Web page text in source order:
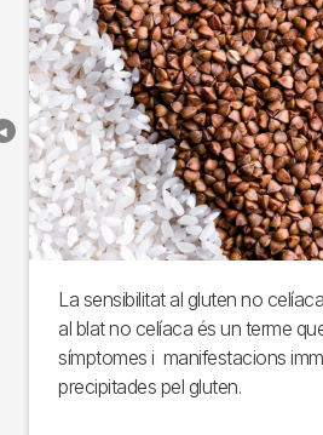
La sensibilitat al gluten no
al blat no celíaca és un terme
símptomes i manifestacions
precipitades pel gluten.